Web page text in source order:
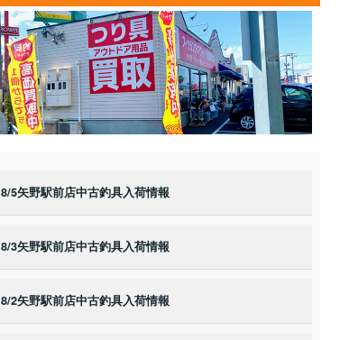
8/5矢野駅前店中古釣具入荷情報
8/3矢野駅前店中古釣具入荷情報
8/2矢野駅前店中古釣具入荷情報